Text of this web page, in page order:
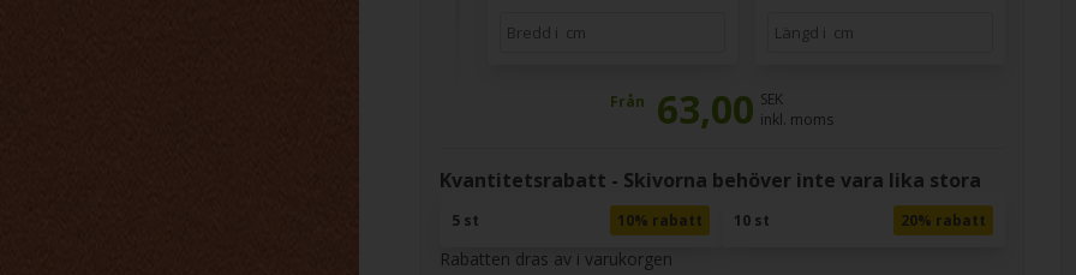
Från 63,00 SEK
inkl. moms
Kvantitetsrabatt - Skivorna behöver inte vara lika stora
5 st 10% rabatt 10 st 20% rabatt
Rabatten dras av i varukorgen